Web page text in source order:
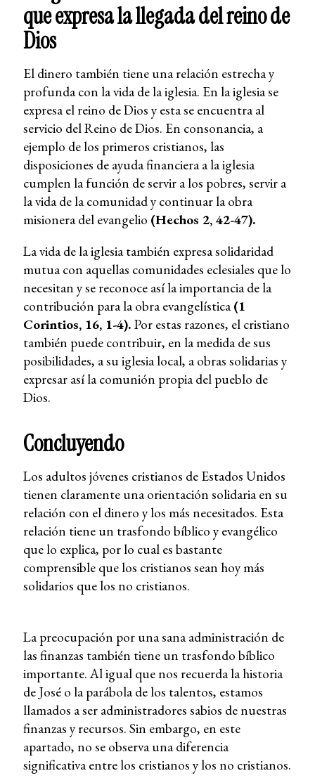
que expresa la llegada del reino de
Dios
El dinero también tiene una relación estrecha y
profunda con la vida de la iglesia. En la iglesia se
expresa el reino de Dios y esta se encuentra al
servicio del Reino de Dios. En consonancia, a
ejemplo de los primeros cristianos, las
disposiciones de ayuda financiera a la iglesia
cumplen la función de servir a los pobres, servir a
la vida de la comunidad y continuar la obra
misionera del evangelio (Hechos 2, 42-47).
La vida de la iglesia también expresa solidaridad
mutua con aquellas comunidades eclesiales que lo
necesitan y se reconoce así la importancia de la
contribución para la obra evangelística (1
Corintios, 16, 1-4). Por estas razones, el cristiano
también puede contribuir, en la medida de sus
posibilidades, a su iglesia local, a obras solidarias y
expresar así la comunión propia del pueblo de
Dios.
Concluyendo
Los adultos jóvenes cristianos de Estados Unidos
tienen claramente una orientación solidaria en su
relación con el dinero y los más necesitados. Esta
relación tiene un trasfondo bíblico y evangélico
que lo explica, por lo cual es bastante
comprensible que los cristianos sean hoy más
solidarios que los no cristianos.
La preocupación por una sana administración de
las finanzas también tiene un trasfondo bíblico
importante. Al igual que nos recuerda la historia
de José o la parábola de los talentos, estamos
llamados a ser administradores sabios de nuestras
finanzas y recursos. Sin embargo, en este
apartado, no se observa una diferencia
significativa entre los cristianos y los no cristianos.